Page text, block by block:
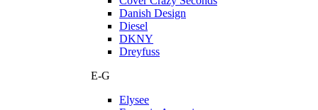
Danish Design
Diesel
DKNY
Dreyfuss
E-G
Elysee